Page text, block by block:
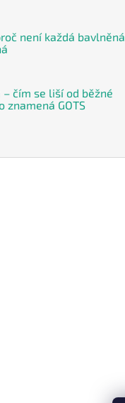
není každá bavlněná
– čím se liší od běžné
znamená GOTS